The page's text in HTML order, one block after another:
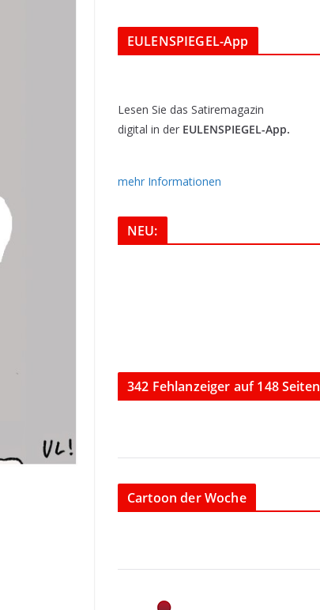
EULENSPIEGEL-App
Lesen Sie das Satiremagazin
digital in der EULENSPIEGEL-App.
mehr Informationen
NEU:
342 Fehlanzeiger auf 148 Seiten
Cartoon der Woche